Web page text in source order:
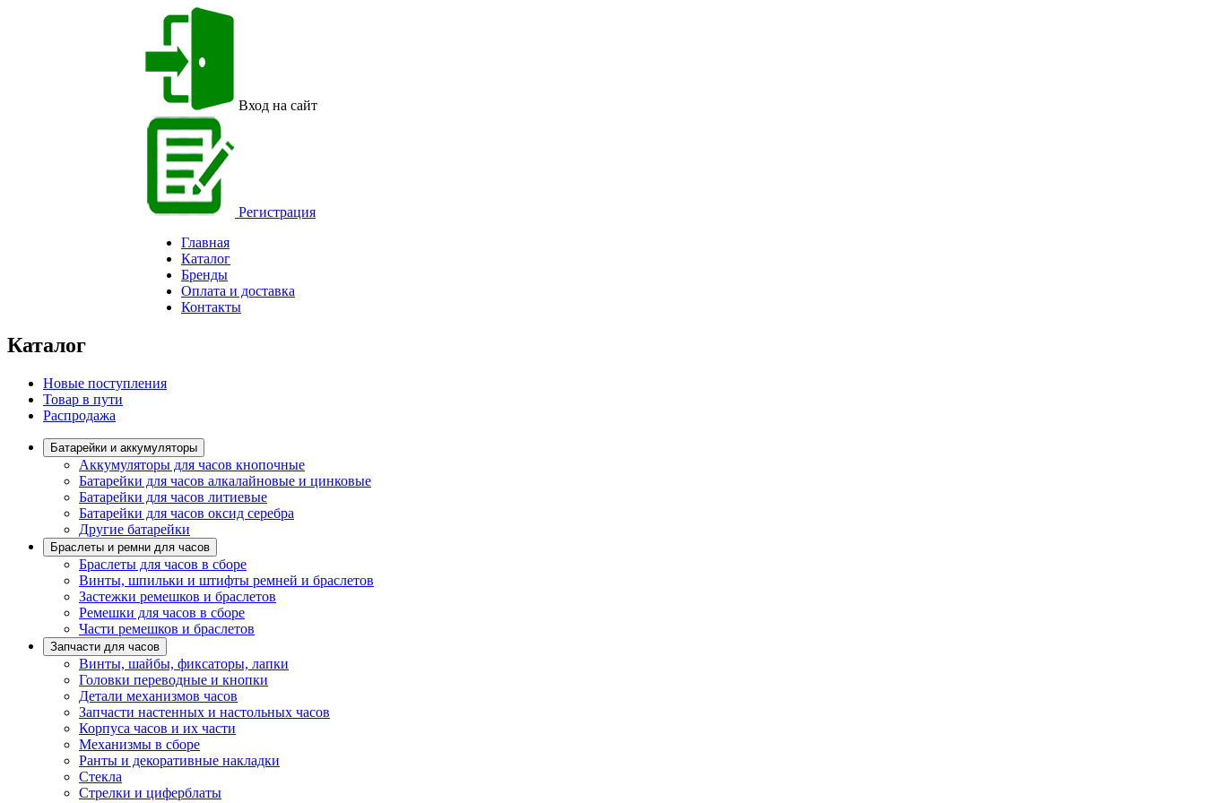
Вход на сайт
Регистрация
Главная
Каталог
Бренды
Оплата и доставка
Контакты
Каталог
Новые поступления
Товар в пути
Распродажа
Батарейки и аккумуляторы
Аккумуляторы для часов кнопочные
Батарейки для часов алкалайновые и цинковые
Батарейки для часов литиевые
Батарейки для часов оксид серебра
Другие батарейки
Браслеты и ремни для часов
Браслеты для часов в сборе
Винты, шпильки и штифты ремней и браслетов
Застежки ремешков и браслетов
Ремешки для часов в сборе
Части ремешков и браслетов
Запчасти для часов
Винты, шайбы, фиксаторы, лапки
Головки переводные и кнопки
Детали механизмов часов
Запчасти настенных и настольных часов
Корпуса часов и их части
Механизмы в сборе
Ранты и декоративные накладки
Стекла
Стрелки и циферблаты